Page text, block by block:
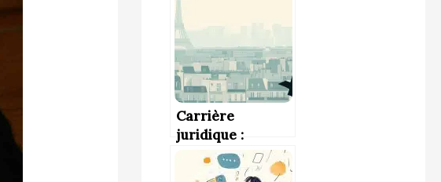
carrière durable
dans le cinéma et
l’audiovisuel
Carrière
juridique :
Comment s’y
préparer dès le